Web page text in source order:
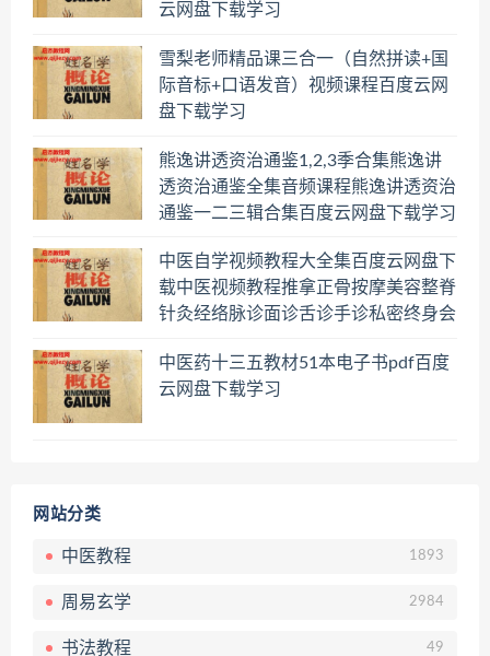
云网盘下载学习
雪梨老师精品课三合一（自然拼读+国
际音标+口语发音）视频课程百度云网
盘下载学习
熊逸讲透资治通鉴1,2,3季合集熊逸讲
透资治通鉴全集音频课程熊逸讲透资治
通鉴一二三辑合集百度云网盘下载学习
中医自学视频教程大全集百度云网盘下
载中医视频教程推拿正骨按摩美容整脊
针灸经络脉诊面诊舌诊手诊私密终身会
中医药十三五教材51本电子书pdf百度
云网盘下载学习
网站分类
中医教程 1893
周易玄学 2984
书法教程 49